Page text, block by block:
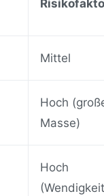
Mittel
Hoch
Masse)
Hoch